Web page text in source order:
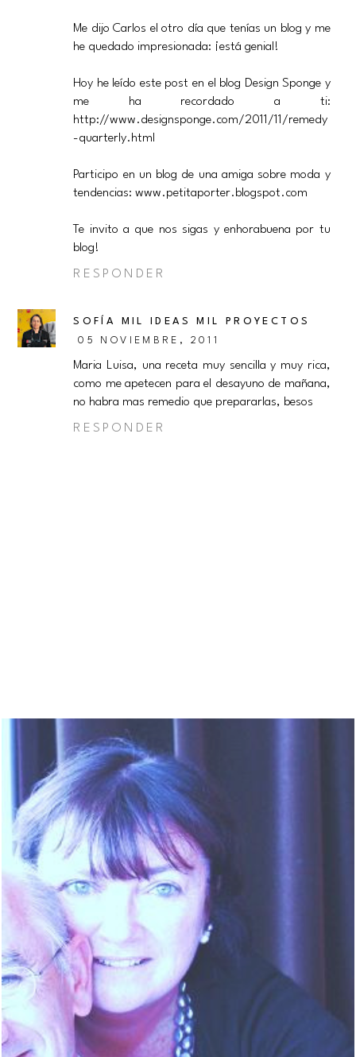
Me dijo Carlos el otro día que tenías un blog y me
he quedado impresionada: ¡está genial!
Hoy he leído este post en el blog Design Sponge y
me ha recordado a ti:
http://www.designsponge.com/2011/11/remedy
-quarterly.html
Participo en un blog de una amiga sobre moda y
tendencias: www.petitaporter.blogspot.com
Te invito a que nos sigas y enhorabuena por tu
blog!
RESPONDER
SOFÍA MIL IDEAS MIL PROYECTOS
05 NOVIEMBRE, 2011
Maria Luisa, una receta muy sencilla y muy rica,
como me apetecen para el desayuno de mañana,
no habra mas remedio que prepararlas, besos
RESPONDER